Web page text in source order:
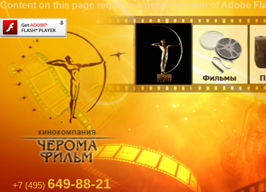
Content on this page requires a newer version of Adobe
+7 (495) 649-88-21